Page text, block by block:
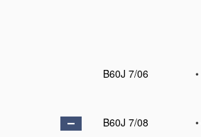
B60J 7/06
•
B60J 7/08
•